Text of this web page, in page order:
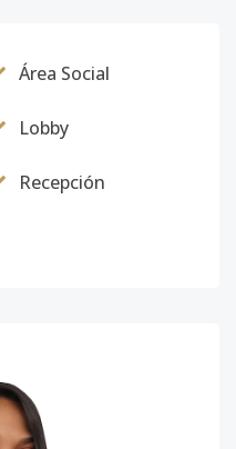
Área Social
Lobby
Recepción